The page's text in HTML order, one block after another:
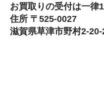
お買取りの受付は一律
住所 〒525-0027
滋賀県草津市野村2-20-